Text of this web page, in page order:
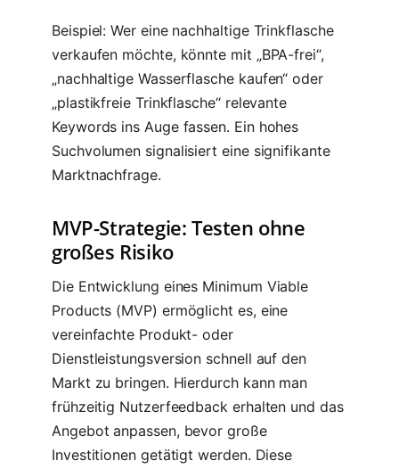
Beispiel: Wer eine nachhaltige Trinkflasche
verkaufen möchte, könnte mit „BPA-frei“,
„nachhaltige Wasserflasche kaufen“ oder
„plastikfreie Trinkflasche“ relevante
Keywords ins Auge fassen. Ein hohes
Suchvolumen signalisiert eine signifikante
Marktnachfrage.
MVP-Strategie: Testen ohne
großes Risiko
Die Entwicklung eines Minimum Viable
Products (MVP) ermöglicht es, eine
vereinfachte Produkt- oder
Dienstleistungsversion schnell auf den
Markt zu bringen. Hierdurch kann man
frühzeitig Nutzerfeedback erhalten und das
Angebot anpassen, bevor große
Investitionen getätigt werden. Diese